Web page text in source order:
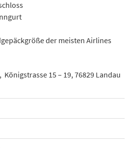
der meisten Airlines
Königstrasse 15 – 19, 76829 Landau